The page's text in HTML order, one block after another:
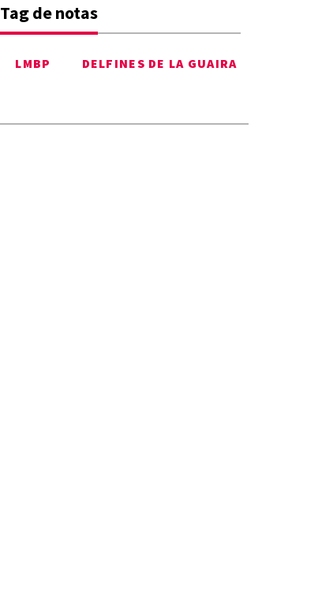
Tag de notas
LMBP DELFINES DE LA GUAIRA